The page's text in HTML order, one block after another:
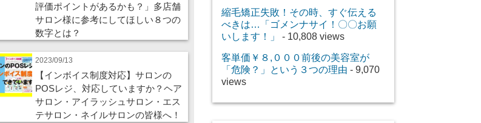
評価ポイントがあるかも？」多店舗
サロン様に参考にしてほしい８つの
数字とは？
2023/09/13
【インボイス制度対応】サロンの
POSレジ、対応していますか？ヘア
サロン・アイラッシュサロン・エス
テサロン・ネイルサロンの皆様へ！
縮毛矯正失敗！その時、すぐ伝える
べきは…「ゴメンナサイ！〇〇お願
いします！」
- 10,808 views
客単価￥８,０００前後の美容室が
「危険？」という３つの理由 - 9,070
views